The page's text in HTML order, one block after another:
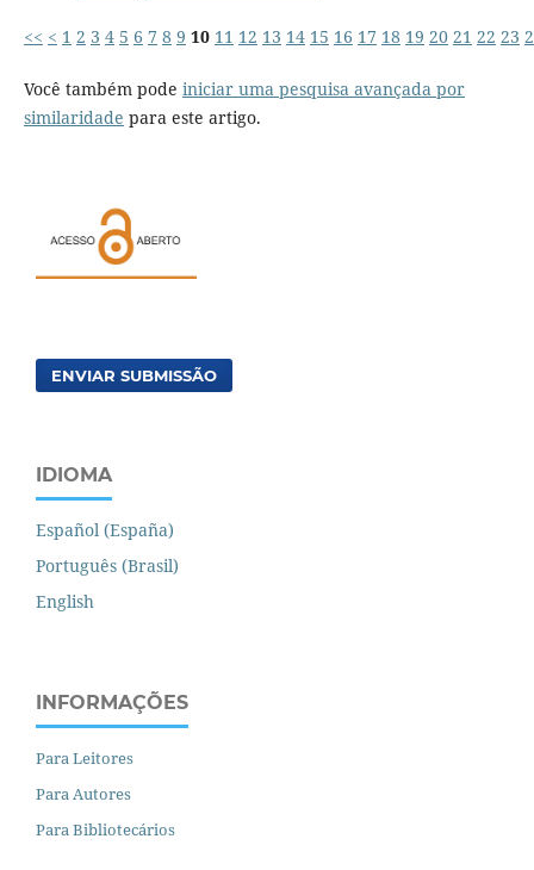
<< < 1 2 3 4 5 6 7 8 9 10 11 12 13 14 15 16 17 18 19 20 21 22 23
Você também pode iniciar uma pesquisa avançada por
similaridade para este artigo.
ENVIAR SUBMISSÃO
IDIOMA
Español (España)
Português (Brasil)
English
INFORMAÇÕES
Para Leitores
Para Autores
Para Bibliotecários